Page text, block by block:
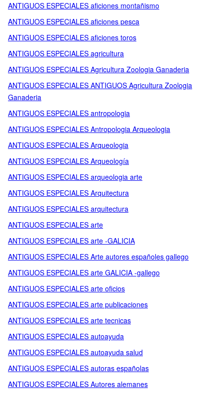
ANTIGUOS ESPECIALES aficiones montañismo
ANTIGUOS ESPECIALES aficiones pesca
ANTIGUOS ESPECIALES aficiones toros
ANTIGUOS ESPECIALES agricultura
ANTIGUOS ESPECIALES Agricultura Zoologia Ganaderia
ANTIGUOS ESPECIALES ANTIGUOS Agricultura Zoologia
Ganaderia
ANTIGUOS ESPECIALES antropologia
ANTIGUOS ESPECIALES Antropologia Arqueologia
ANTIGUOS ESPECIALES Arqueologia
ANTIGUOS ESPECIALES Arqueología
ANTIGUOS ESPECIALES arqueologia arte
ANTIGUOS ESPECIALES Arquitectura
ANTIGUOS ESPECIALES arquitectura
ANTIGUOS ESPECIALES arte
ANTIGUOS ESPECIALES arte -GALICIA
ANTIGUOS ESPECIALES Arte autores españoles gallego
ANTIGUOS ESPECIALES arte GALICIA -gallego
ANTIGUOS ESPECIALES arte oficios
ANTIGUOS ESPECIALES arte publicaciones
ANTIGUOS ESPECIALES arte tecnicas
ANTIGUOS ESPECIALES autoayuda
ANTIGUOS ESPECIALES autoayuda salud
ANTIGUOS ESPECIALES autoras españolas
ANTIGUOS ESPECIALES Autores alemanes